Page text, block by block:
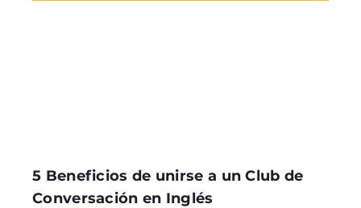
5 Beneficios de unirse a un Club de
Conversación en Inglés